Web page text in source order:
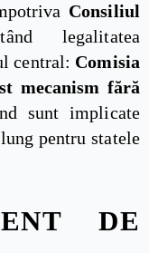
Consiliul
legalitatea
central: Comisia
mecanism fără
sunt implicate
pentru statele
DE